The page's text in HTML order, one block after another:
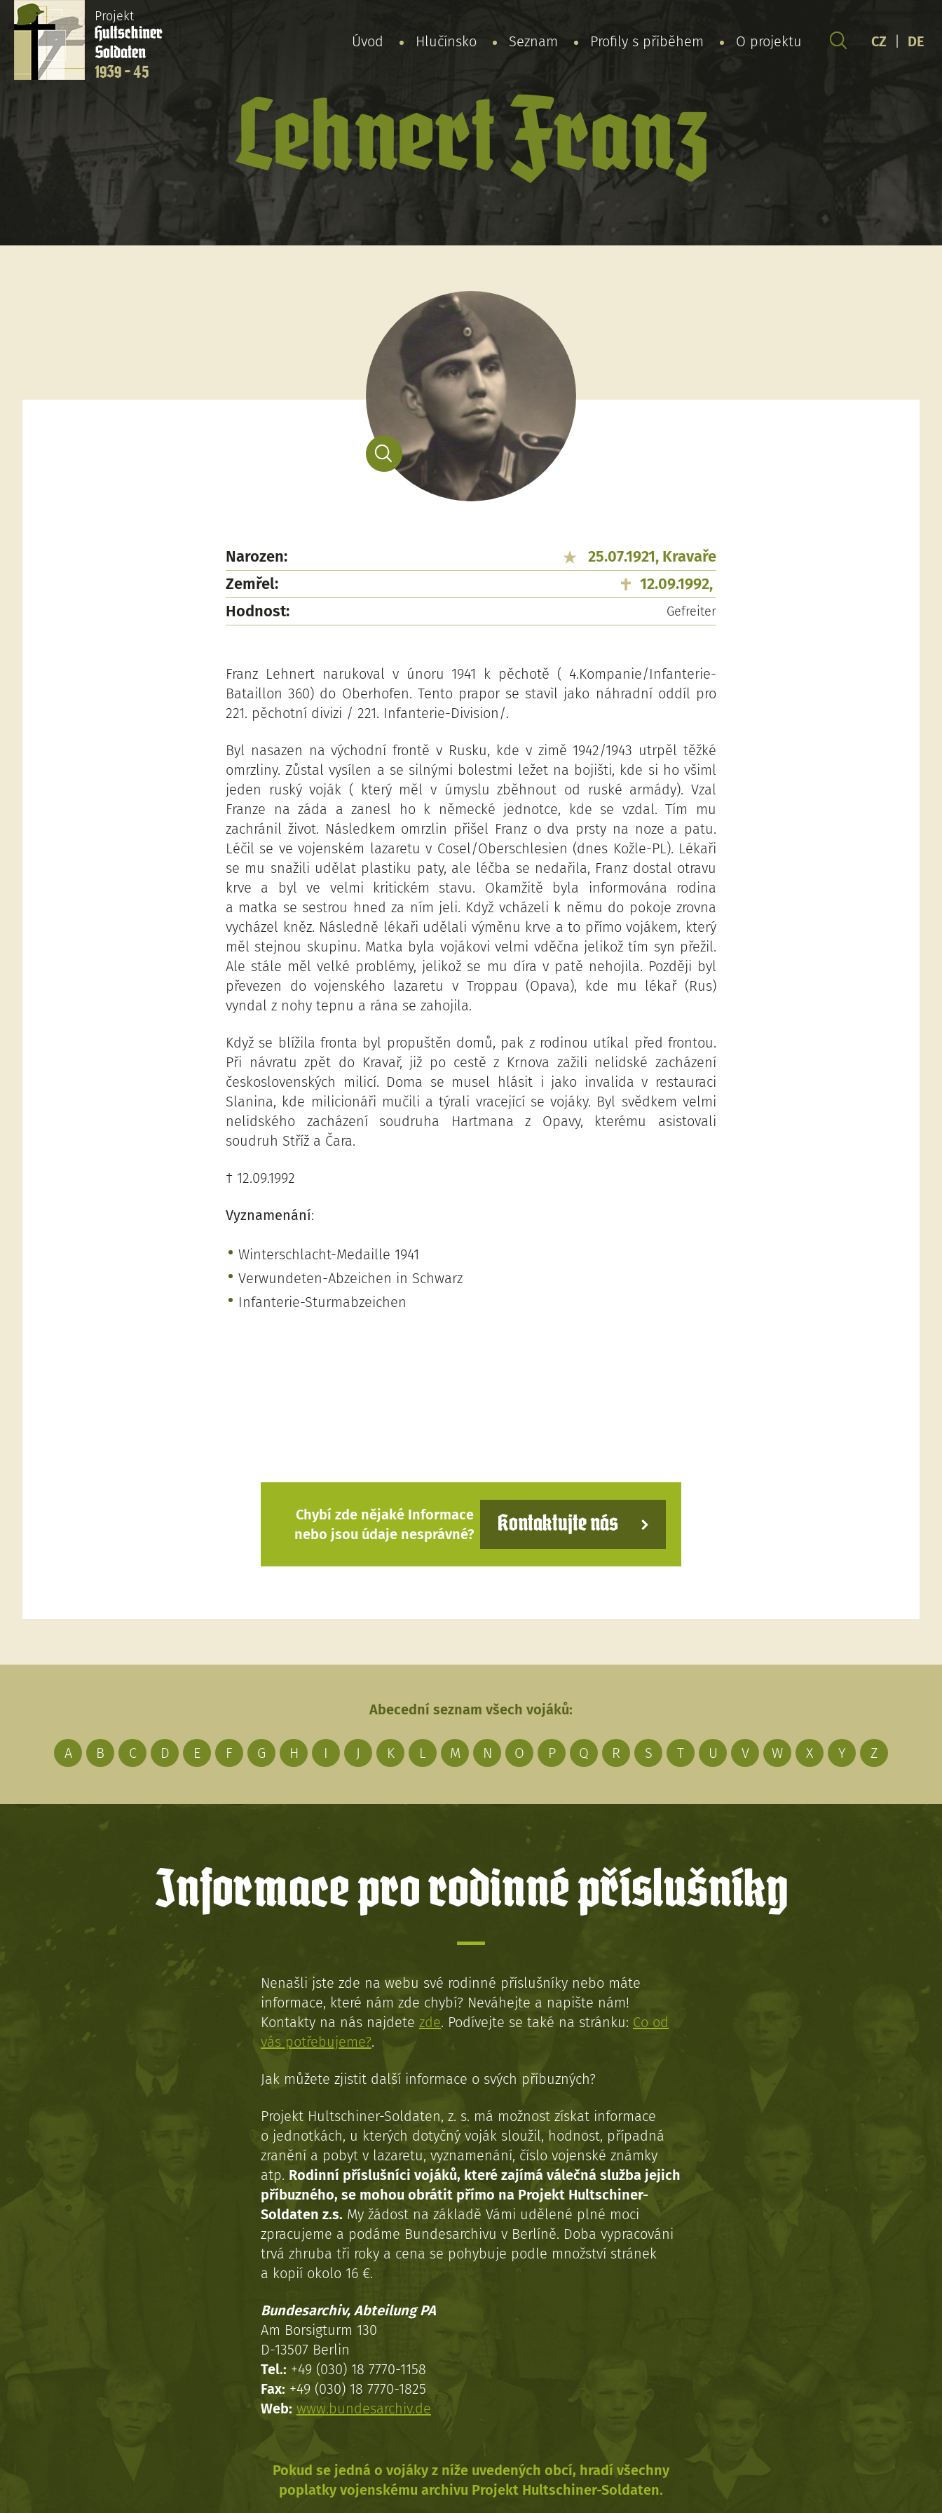
Projekt
Hultschiner
Soldaten
1939 - 45
Úvod Hlučínsko Seznam Profily s příběhem O projektu CZ DE
Lehnert Franz
Narozen:
25.07.1921, Kravaře
Zemřel:
12.09.1992,
Hodnost:
Gefreiter
Franz Lehnert narukoval v únoru 1941 k pěchotě ( 4.Kompanie/Infanterie-
Bataillon 360) do Oberhofen. Tento prapor se stavìl jako náhradní oddíl pro
221. pěchotní divizi / 221. Infanterie-Division/.
Byl nasazen na východní frontě v Rusku, kde v zimě 1942/1943 utrpěl těžké
omrzliny. Zůstal vysílen a se silnými bolestmi ležet na bojišti, kde si ho všiml
jeden ruský voják ( který měl v úmyslu zběhnout od ruské armády). Vzal
Franze na záda a zanesl ho k německé jednotce, kde se vzdal. Tím mu
zachránil život. Následkem omrzlin přišel Franz o dva prsty na noze a patu.
Léčil se ve vojenském lazaretu v Cosel/Oberschlesien (dnes Kožle-PL). Lékaři
se mu snažili udělat plastiku paty, ale léčba se nedařila, Franz dostal otravu
krve a byl ve velmi kritickém stavu. Okamžitě byla informována rodina
a matka se sestrou hned za ním jeli. Když vcházeli k němu do pokoje zrovna
vycházel kněz. Následně lékaři udělali výměnu krve a to přímo vojákem, který
měl stejnou skupinu. Matka byla vojákovi velmi vděčna jelikož tím syn přežil.
Ale stále měl velké problémy, jelikož se mu díra v patě nehojila. Později byl
převezen do vojenského lazaretu v Troppau (Opava), kde mu lékař (Rus)
vyndal z nohy tepnu a rána se zahojila.
Když se blížila fronta byl propuštěn domů, pak z rodinou utíkal před frontou.
Při návratu zpět do Kravař, již po cestě z Krnova zažili nelidské zacházení
československých milicí. Doma se musel hlásit i jako invalida v restauraci
Slanina, kde milicionáři mučili a týrali vracející se vojáky. Byl svědkem velmi
nelidského zacházení soudruha Hartmana z Opavy, kterému asistovali
soudruh Stříž a Čara.
† 12.09.1992
Vyznamenání:
Winterschlacht-Medaille 1941
Verwundeten-Abzeichen in Schwarz
Infanterie-Sturmabzeichen
Chybí zde nějaké Informace
nebo jsou údaje nesprávné?
Kontaktujte nás
Abecední seznam všech vojáků:
A B C D E F G H I J K L M N O P Q R S T U V W X Y Z
Informace pro rodinné příslušníky
Nenašli jste zde na webu své rodinné příslušníky nebo máte
informace, které nám zde chybí? Neváhejte a napište nám!
Kontakty na nás najdete zde. Podívejte se také na stránku: Co od
vás potřebujeme?.
Jak můžete zjistit další informace o svých příbuzných?
Projekt Hultschiner-Soldaten, z. s. má možnost získat informace
o jednotkách, u kterých dotyčný voják sloužil, hodnost, případná
zranění a pobyt v lazaretu, vyznamenání, číslo vojenské známky
atp. Rodinní příslušníci vojáků, které zajímá válečná služba jejich
příbuzného, se mohou obrátit přímo na Projekt Hultschiner-
Soldaten z.s. My žádost na základě Vámi udělené plné moci
zpracujeme a podáme Bundesarchivu v Berlíně. Doba vypracováni
trvá zhruba tři roky a cena se pohybuje podle množství stránek
a kopií okolo 16 €.
Bundesarchiv, Abteilung PA
Am Borsigturm 130
D-13507 Berlin
Tel.: +49 (030) 18 7770-1158
Fax: +49 (030) 18 7770-1825
Web: www.bundesarchiv.de
Pokud se jedná o vojáky z níže uvedených obcí, hradí všechny
poplatky vojenskému archivu Projekt Hultschiner-Soldaten.